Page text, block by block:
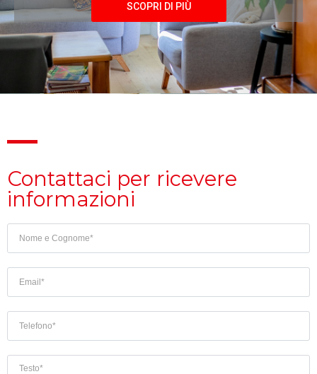
SCOPRI DI PIÙ
Contattaci per ricevere
informazioni